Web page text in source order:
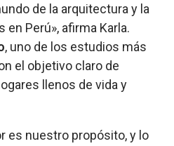
de la arquitectura y la
Perú», afirma Karla.
, uno de los estudios más
el objetivo claro de
llenos de vida y
es nuestro propósito, y lo